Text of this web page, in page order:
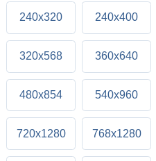
240x320 240x400
320x568 360x640
480x854 540x960
720x1280 768x1280